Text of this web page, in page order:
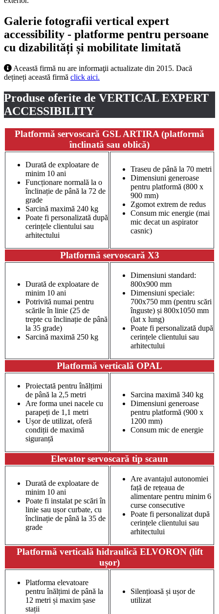
Galerie fotografii vertical expert
accessibility - platforme pentru persoane
cu dizabilități și mobilitate limitată
Această firmă nu are informaţii actualizate din 2015. Dacă
dețineți această firmă click aici.
Produse oferite de VERTICAL EXPERT
ACCESSIBILITY
Platformă servoscară GSL ARTIRA (platformă
înclinată sau oblică)
Durată de exploatare de
minim 10 ani
Funcționare normală la o
înclinație de până la 72 de
grade
Sarcină maximă 240 kg
Poate fi personalizată după
cerințele clientului sau
arhitectului
Traseu de până la 70 metri
Dimensiuni generoase
pentru platformă (800 x
900 mm)
Zgomot extrem de redus
Consum mic energie (mai
mic decat un aspirator
casnic)
Platformă servoscară X3
Durată de exploatare de
minim 10 ani
Potrivită numai pentru
scările în linie (25 de
trepte cu înclinație de până
la 35 grade)
Sarcină maximă 250 kg
Dimensiuni standard:
800x900 mm
Dimensiuni speciale:
700x750 mm (pentru scări
înguste) și 800x1050 mm
(lat x lung)
Poate fi personalizată după
cerințele clientului sau
arhitectului
Platformă verticală OPAL
Proiectată pentru înălțimi
de până la 2,5 metri
Are forma unei nacele cu
parapeți de 1,1 metri
Ușor de utilizat, oferă
condiții de maximă
siguranță
Sarcina maximă 340 kg
Dimensiuni generoase
pentru platformă (900 x
1200 mm)
Consum mic de energie
Elevator servoscară tip scaun
Durată de exploatare de
minim 10 ani
Poate fi instalat pe scări în
linie sau ușor curbate, cu
înclinație de până la 35 de
grade
Are avantajul autonomiei
față de rețeaua de
alimentare pentru minim 6
curse consecutive
Poate fi personalizat după
cerințele clientului sau
arhitectului
Platformă verticală hidraulică ELVORON (lift
ușor)
Platforma elevatoare
pentru înălțimi de până la
12 metri și maxim șase
stații
Silențioasă și ușor de
utilizat